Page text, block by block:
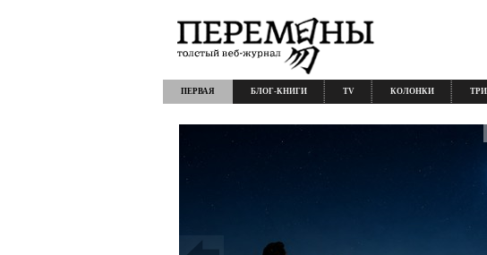
ПЕРВАЯ БЛОГ-КНИГИ TV КОЛОНКИ